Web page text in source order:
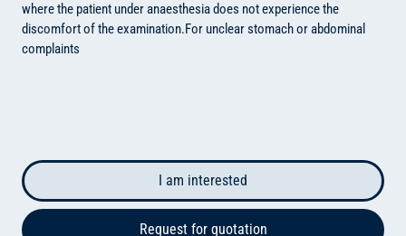
where the patient under anaesthesia does not experience the
discomfort of the examination.For unclear stomach or abdominal
complaints
I am interested
Request for quotation